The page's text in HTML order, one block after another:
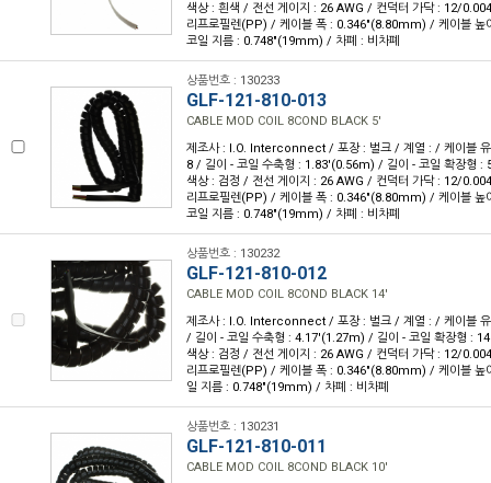
색상 : 흰색 / 전선 게이지 : 26 AWG / 컨덕터 가닥 : 12/
리프로필렌(PP) / 케이블 폭 : 0.346"(8.80mm) / 케이블
코일 지름 : 0.748"(19mm) / 차폐 : 비차폐
상품번호 : 130233
GLF-121-810-013
CABLE MOD COIL 8COND BLACK 5'
제조사 : I.O. Interconnect / 포장 : 벌크 / 계열 : / 케이블
8 / 길이 - 코일 수축형 : 1.83'(0.56m) / 길이 - 코일 확장형
색상 : 검정 / 전선 게이지 : 26 AWG / 컨덕터 가닥 : 12/
리프로필렌(PP) / 케이블 폭 : 0.346"(8.80mm) / 케이블
코일 지름 : 0.748"(19mm) / 차폐 : 비차폐
상품번호 : 130232
GLF-121-810-012
CABLE MOD COIL 8COND BLACK 14'
제조사 : I.O. Interconnect / 포장 : 벌크 / 계열 : / 케이블
/ 길이 - 코일 수축형 : 4.17'(1.27m) / 길이 - 코일 확장형 :
색상 : 검정 / 전선 게이지 : 26 AWG / 컨덕터 가닥 : 12/
리프로필렌(PP) / 케이블 폭 : 0.346"(8.80mm) / 케이블
일 지름 : 0.748"(19mm) / 차폐 : 비차폐
상품번호 : 130231
GLF-121-810-011
CABLE MOD COIL 8COND BLACK 10'